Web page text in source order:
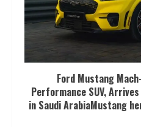
Ford Mustang
Performance SUV,
in Saudi ArabiaMustang